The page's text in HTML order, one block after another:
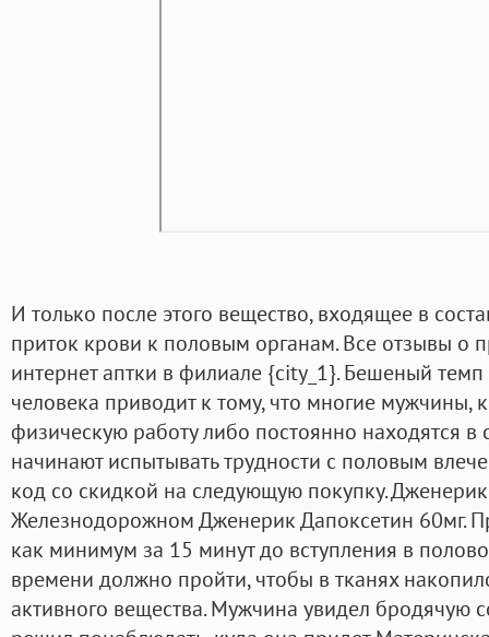
И только после этого вещество, входящее в
приток крови к половым органам. Все отзывы о
интернет аптки в филиале {city_1}. Бешеный
человека приводит к тому, что многие
физическую работу либо постоянно находятся в
начинают испытывать трудности с половым
код со скидкой на следующую покупку.
Железнодорожном Дженерик Дапоксетин 60мг.
как минимум за 15 минут до вступления в
времени должно пройти, чтобы в тканях
активного вещества. Мужчина увидел бродячую